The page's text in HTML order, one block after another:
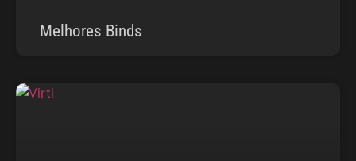
Melhores Binds